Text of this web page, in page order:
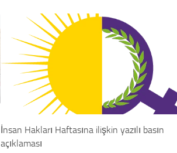
İnsan Hakları Haftasına ilişkin yazılı basın
açıklaması